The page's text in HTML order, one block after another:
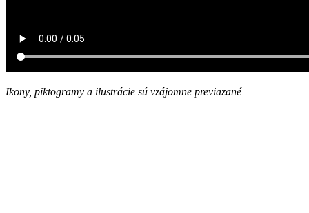
Ikony, piktogramy a ilustrácie sú vzájomne previazané